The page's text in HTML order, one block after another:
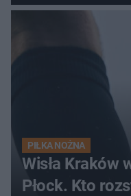
PIŁKA NOŻNA
Wisła Kraków
Płock. Kto